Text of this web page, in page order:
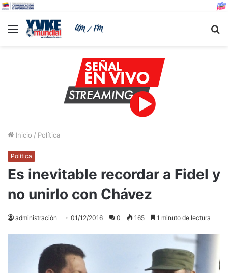
Menu
Inicio / Política
Política
Es inevitable recordar a Fidel y
no unirlo con Chávez
administración 01/12/2016 0 165 1 minuto de lectura